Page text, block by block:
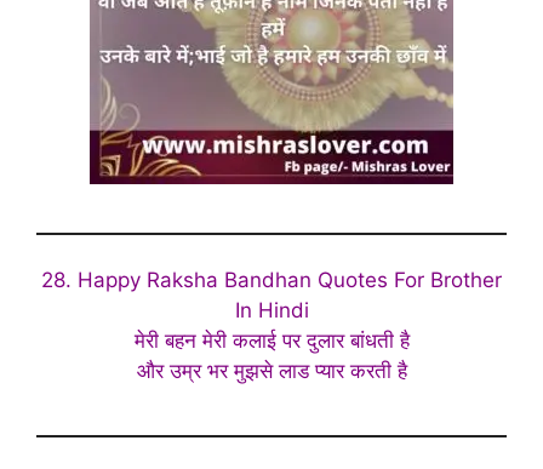
28. Happy Raksha Bandhan Quotes For Brother
In Hindi
मेरी बहन मेरी कलाई पर दुलार बांधती है
और उम्र भर मुझसे लाड प्यार करती है